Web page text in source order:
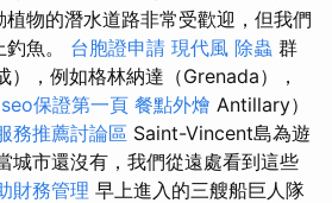
物的潛水道路非常受歡迎，但我們
魚。 台胞證申請 現代風 除蟲 群
，例如格林納達（Grenada），
seo保證第一頁 餐點外燴 Antillary）
務推薦討論區 Saint-Vincent島為遊
城市還沒有，我們從遠處看到這些
財務管理 早上進入的三艘船巨人隊